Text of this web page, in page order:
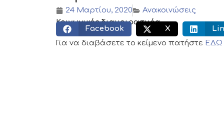
24 Μαρτίου, 2020
Ανακοινώσεις
Κοινωνικός διαμοιρασμός:
Facebook X
Για να διαβάσετε το κείμενο πατήστε ΕΔΩ